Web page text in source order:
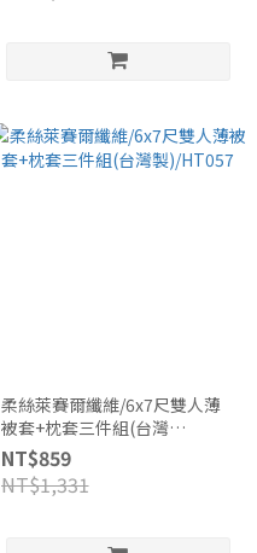
柔絲萊賽爾纖維/6x7尺雙人薄
被套+枕套三件組(台灣
製)/HT057
NT$859
NT$1,331